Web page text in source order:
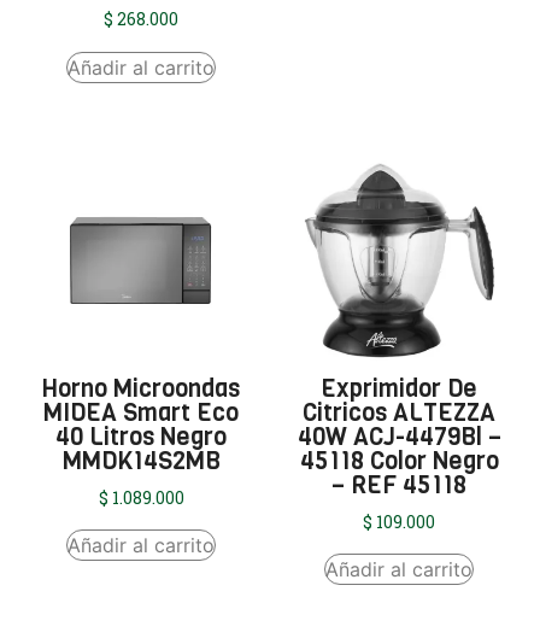
$ 268.000
Añadir al carrito
Horno Microondas
MIDEA Smart Eco
40 Litros Negro
MMDK14S2MB
$ 1.089.000
Añadir al carrito
Exprimidor De
Citricos ALTEZZA
40W ACJ-4479Bl –
45118 Color Negro
– REF 45118
$ 109.000
Añadir al carrito